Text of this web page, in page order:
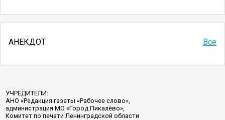
АНЕКДОТ Все
УЧРЕДИТЕЛИ:
АНО «Редакция газеты «Рабочее слово»,
администрация МО «Город Пикалёво»,
Комитет по печати Ленинградской области